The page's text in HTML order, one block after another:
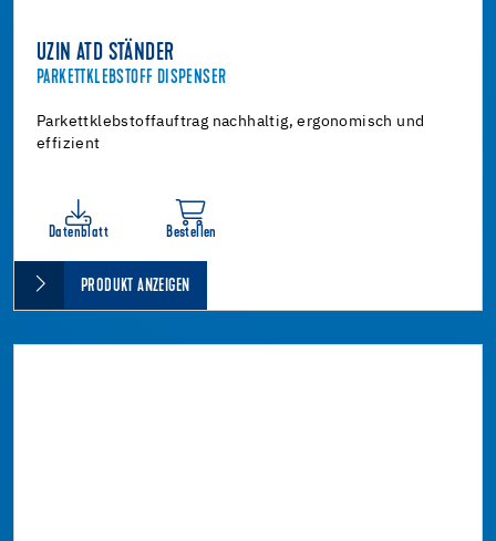
UZIN ATD STÄNDER
PARKETTKLEBSTOFF DISPENSER
Parkettklebstoffauftrag nachhaltig, ergonomisch und
effizient
Datenblatt Bestellen
PRODUKT ANZEIGEN